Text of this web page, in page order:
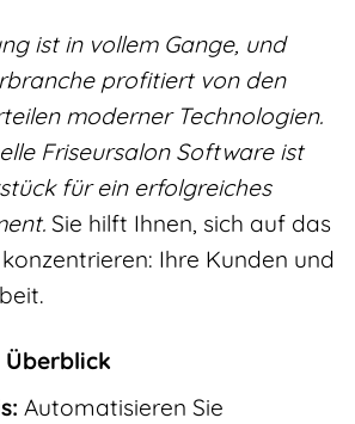
ist in vollem Gange, und
profitiert von den
moderner Technologien.
Friseursalon Software ist
für ein erfolgreiches
Sie hilft Ihnen, sich auf das
Ihre Kunden und
Automatisieren Sie